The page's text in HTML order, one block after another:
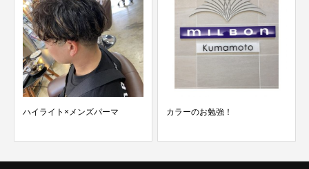
ハイライト×メンズパーマ カラーのお勉強！